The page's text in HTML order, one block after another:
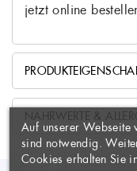
jetzt online
Lateinischer Name
Produktzustand
NÄHRWERTE &
Name
Sie
Artikel
Auf unserer Webseite
sind notwendig.
Cookies erhalten Sie